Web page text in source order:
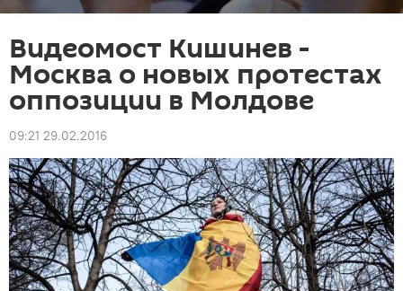
Видеомост Кишинев -
Москва о новых протестах
оппозиции в Молдове
09:21 29.02.2016